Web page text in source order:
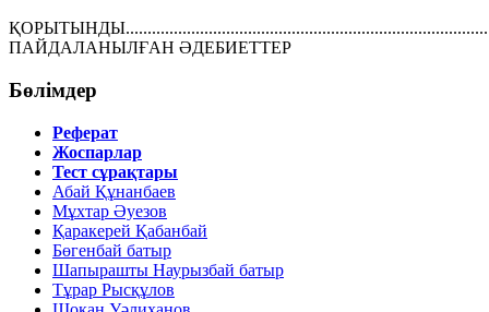
ПАЙДАЛАНЫЛҒАН ӘДЕБИЕТТЕР
Бөлімдер
Реферат
Жоспарлар
Тест сұрақтары
Абай Құнанбаев
Мұхтар Әуезов
Қаракерей Қабанбай
Бөгенбай батыр
Шапырашты Наурызбай батыр
Тұрар Рысқұлов